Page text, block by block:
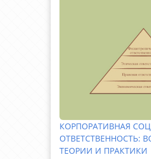
КОРПОРАТИВНАЯ
ОТВЕТСТВЕННОСТЬ:
ТЕОРИИ И ПРАКТИКИ